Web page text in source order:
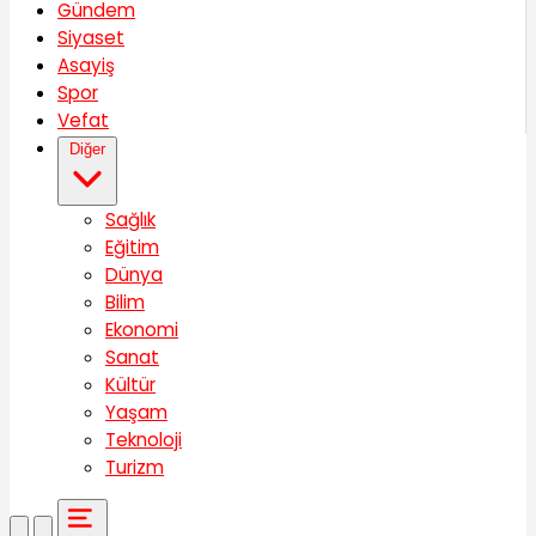
Gündem
Siyaset
Asayiş
Spor
Vefat
Diğer
Sağlık
Eğitim
Dünya
Bilim
Ekonomi
Sanat
Kültür
Yaşam
Teknoloji
Turizm